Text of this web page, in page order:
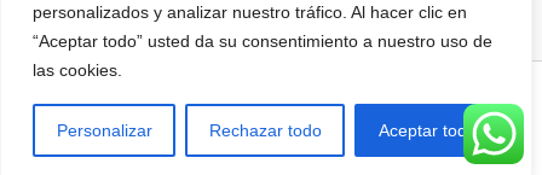
personalizados y analizar nuestro tráfico. Al hacer clic en
“Aceptar todo” usted da su consentimiento a nuestro uso de
las cookies.
Personalizar Rechazar todo Aceptar todo
Todos los derechos © 2026 | Desarrollada por Nuria Luaces